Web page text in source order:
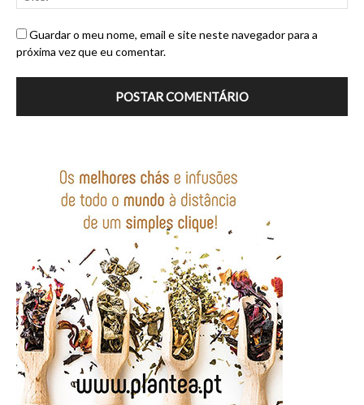
Guardar o meu nome, email e site neste navegador para a
próxima vez que eu comentar.